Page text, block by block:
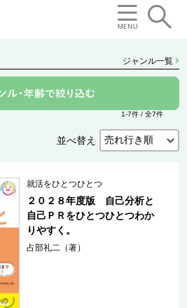
ジャンル一覧
1-7件 / 全7件
並べ替え
就活をひとつひとつ
２０２８年度版 自己分析と
自己ＰＲをひとつひとつわか
りやすく。
占部礼二（著）